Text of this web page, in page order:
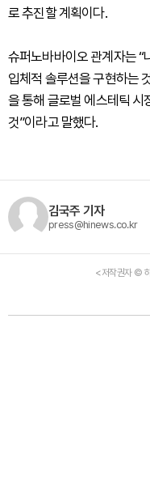
로 추진할 계획이다.
슈퍼노바바이오 관계자는 “
입체적 솔루션을 구현하는
을 통해 글로벌 에스테틱 시
것”이라고 말했다.
김국주 기자
press@hinews.co.kr
<저작권자 ©